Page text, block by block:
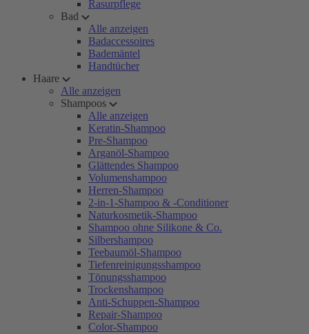
Rasurpflege
Bad
Alle anzeigen
Badaccessoires
Bademäntel
Handtücher
Haare
Alle anzeigen
Shampoos
Alle anzeigen
Keratin-Shampoo
Pre-Shampoo
Arganöl-Shampoo
Glättendes Shampoo
Volumenshampoo
Herren-Shampoo
2-in-1-Shampoo & -Conditioner
Naturkosmetik-Shampoo
Shampoo ohne Silikone & Co.
Silbershampoo
Teebaumöl-Shampoo
Tiefenreinigungsshampoo
Tönungsshampoo
Trockenshampoo
Anti-Schuppen-Shampoo
Repair-Shampoo
Color-Shampoo